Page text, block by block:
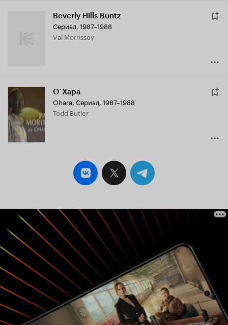
Beverly Hills Buntz
Сериал, 1987–1988
Val Morrissey
О`Хара
Ohara, Сериал, 1987–1988
Todd Butler